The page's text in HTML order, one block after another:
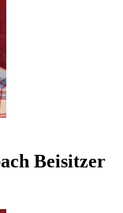
Beisitzer